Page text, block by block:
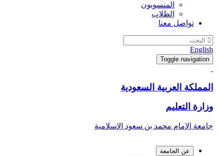
المنسوبون
الطلاب
تواصل معنا
English
Toggle navigation
المملكة العربية السعودية
وزارة التعليم
جامعة الإمام محمد بن سعود الإسلامية
عن الجامعة